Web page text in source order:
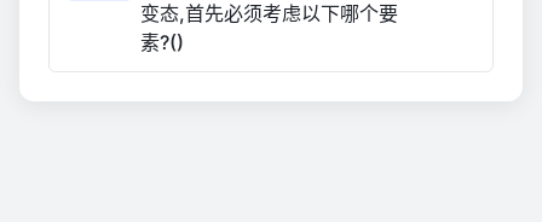
变态,首先必须考虑以下哪个要
素?()